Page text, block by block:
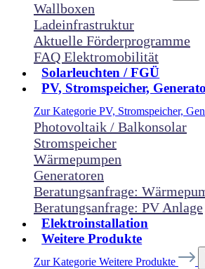
Wallboxen
Ladeinfrastruktur
Aktuelle Förderprogramme
FAQ Elektromobilität
Solarleuchten / FGÜ
PV, Stromspeicher,
Zur Kategorie PV, Stromspeicher,
Photovoltaik / Balkonsolar
Stromspeicher
Wärmepumpen
Generatoren
Beratungsanfrage:
Beratungsanfrage: PV Anlage
Elektroinstallation
Weitere Produkte
Zur Kategorie Weitere Produkte